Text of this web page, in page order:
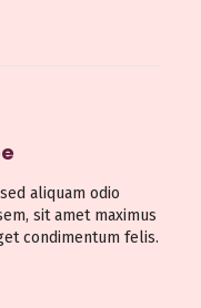
aliquam odio
sit amet maximus
condimentum felis.